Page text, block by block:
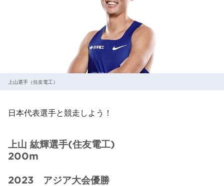
上山選手（住友電工）
日本代表選手と競走しよう！
上山 紘輝選手(住友電工)
200m
2023 アジア大会優勝